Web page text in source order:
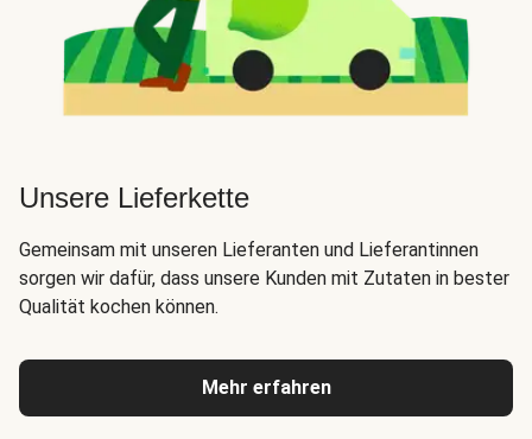
Unsere Lieferkette
Gemeinsam mit unseren Lieferanten und Lieferantinnen
sorgen wir dafür, dass unsere Kunden mit Zutaten in bester
Qualität kochen können.
Mehr erfahren